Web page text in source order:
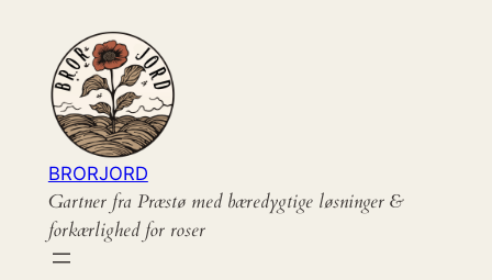
indhold
BRORJORD
Gartner fra Præstø med bæredygtige løsninger &
forkærlighed for roser